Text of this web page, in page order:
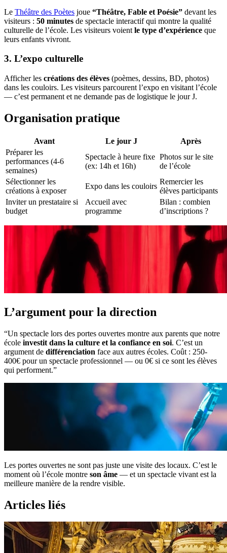
Le Théâtre des Poètes joue “Théâtre, Fable et Poésie” devant les
visiteurs : 50 minutes de spectacle interactif qui montre la qualité
culturelle de l’école. Les visiteurs voient le type d’expérience que
leurs enfants vivront.
3. L’expo culturelle
Afficher les créations des élèves (poèmes, dessins, BD, photos)
dans les couloirs. Les visiteurs parcourent l’expo en visitant l’école
— c’est permanent et ne demande pas de logistique le jour J.
Organisation pratique
Avant Le jour J
Après
Préparer les
performances (4-6
semaines)
Spectacle à heure fixe
(ex: 14h et 16h)
Photos sur le site
de l’école
Sélectionner les
créations à exposer
Expo dans les couloirs
Remercier les
élèves participants
Inviter un prestataire si
budget
Accueil avec
programme
Bilan : combien
d’inscriptions ?
L’argument pour la direction
“Un spectacle lors des portes ouvertes montre aux parents que notre
école investit dans la culture et la confiance en soi. C’est un
argument de différenciation face aux autres écoles. Coût : 250-
400€ pour un spectacle professionnel — ou 0€ si ce sont les élèves
qui performent.”
Les portes ouvertes ne sont pas juste une visite des locaux. C’est le
moment où l’école montre son âme — et un spectacle vivant est la
meilleure manière de la rendre visible.
Articles liés